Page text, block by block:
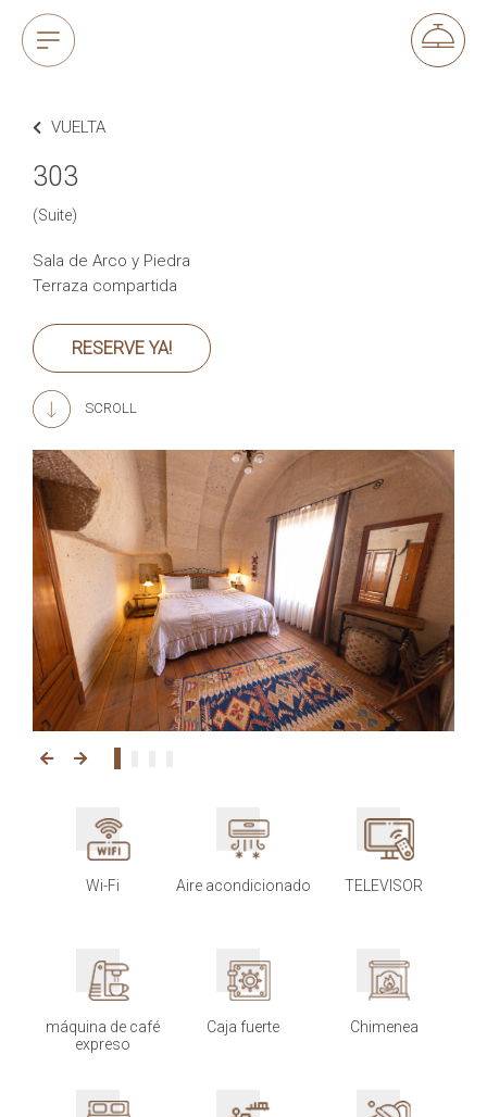
VUELTA
303
(Suite)
Sala de Arco y Piedra
Terraza compartida
RESERVE YA!
SCROLL
Wi-Fi Aire acondicionado TELEVISOR
máquina de café
expreso
Caja fuerte Chimenea